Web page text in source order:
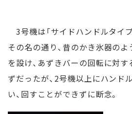
3号機は「サイドハンドルタイ
その名の通り、昔のかき氷器の
を設け、あずきバーの回転に対
ずだったが、2号機以上にハンド
い、回すことができずに断念。